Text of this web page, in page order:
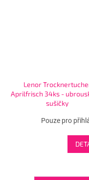
Lenor
Aprilfrisch 34ks -
sušičky
Pouze pro